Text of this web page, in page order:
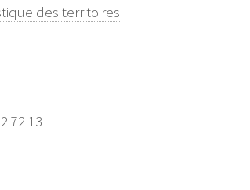
des territoires
72 13